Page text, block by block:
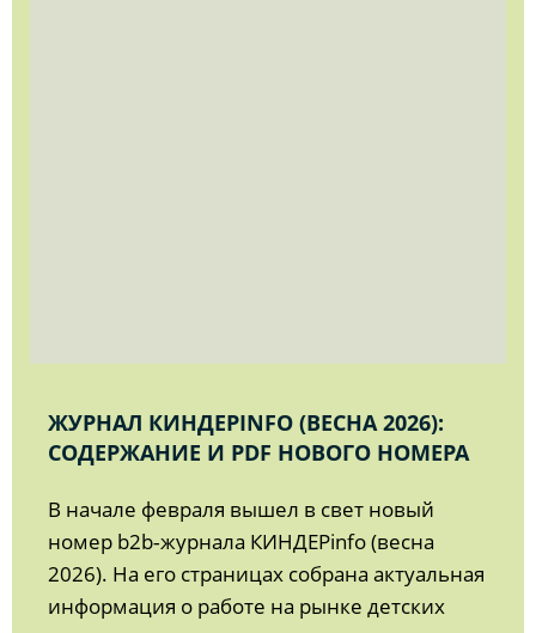
ЖУРНАЛ КИНДЕРINFO (ВЕСНА 2026):
СОДЕРЖАНИЕ И PDF НОВОГО НОМЕРА
В начале февраля вышел в свет новый
номер b2b‑журнала КИНДЕРinfo (весна
2026). На его страницах собрана актуальная
информация о работе на рынке детских